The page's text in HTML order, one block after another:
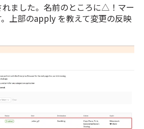
れました。名前のところに△！マー
上部のapply を教えて変更の反映